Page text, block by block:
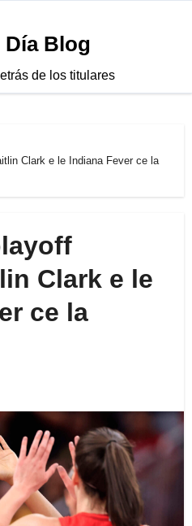
Día Blog
de los titulares
Clark e le Indiana Fever ce la
Clark e le
ce la